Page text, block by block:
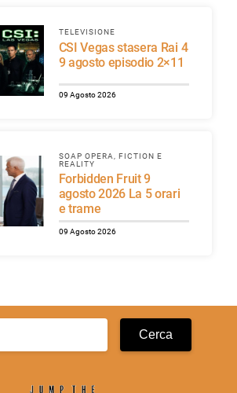
TELEVISIONE
CSI Vegas stasera Rai 4
9 agosto episodio 2×11
09 Agosto 2026
SOAP OPERA, FICTION E
REALITY
Forbidden Fruit 9
agosto 2026 La 5 orari
e trame
09 Agosto 2026